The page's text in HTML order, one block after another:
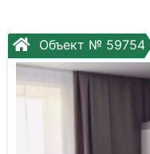
Объект № 59754